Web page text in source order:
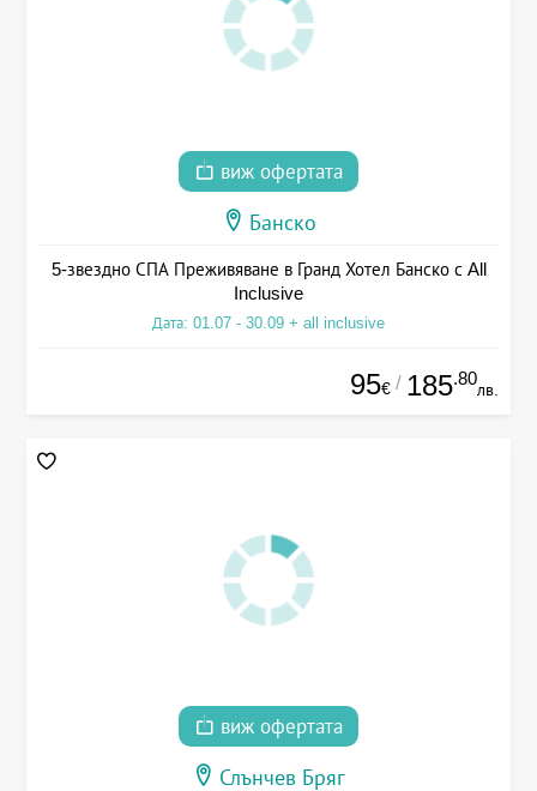
виж офертата
Банско
5-звездно СПА Преживяване в Гранд Хотел Банско с All
Inclusive
Дата: 01.07 - 30.09 + all inclusive
95€ / 185.80
лв.
виж офертата
Слънчев Бряг